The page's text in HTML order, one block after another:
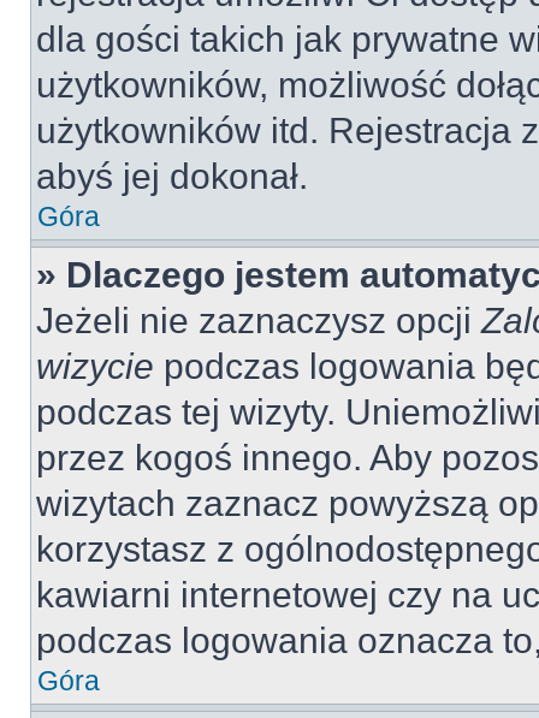
dla gości takich jak prywatne
użytkowników, możliwość
użytkowników itd. Rejestracja
abyś jej dokonał.
Góra
» Dlaczego jestem
Jeżeli nie zaznaczysz opcji
wizycie podczas logowania
podczas tej wizyty.
przez kogoś innego. Aby
wizytach zaznacz powyższą
korzystasz z
kawiarni internetowej czy na
podczas logowania oznacza
Góra